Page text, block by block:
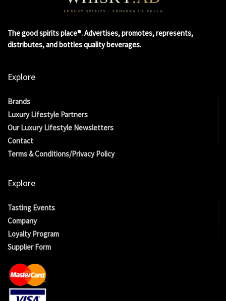
The good spirits place®. Advertises, promotes, represents,
distributes, and bottles quality beverages.
Explore
Brands
Luxury Lifestyle Partners
Our Luxury Lifestyle Newsletters
Contact
Terms & Conditions/Privacy Policy
Explore
Tasting Events
Company
Loyalty Program
Supplier Form